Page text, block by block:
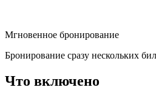
Мгновенное бронирование
Бронирование сразу нескольких
Что включено